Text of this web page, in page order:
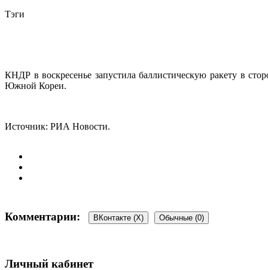
Тэги
КНДР в воскресенье запустила баллистическую ракету в
Южной Кореи.
Источник: РИА Новости.
Комментарии: ВКонтакте (X) Обычные (0)
Добавить комментарий
Личный кабинет